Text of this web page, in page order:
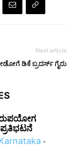
Next article
ಡಿಕೆ ಬ್ರದರ್ಸ್‌ ಗೈರು
-